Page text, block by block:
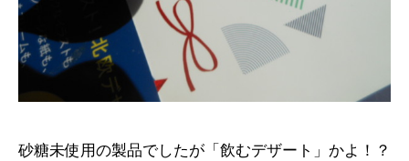
砂糖未使用の製品でしたが「飲むデザート」かよ！？